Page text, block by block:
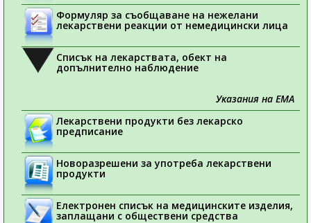
Формуляр за съобщаване на нежелани
лекарствени реакции от немедицински лица
Списък на лекарствата, обект на
допълнително наблюдение
Указания на ЕМА
Лекарствени продукти без лекарско
предписание
Новоразрешени за употреба лекарствени
продукти
Електронен списък на медицинските изделия,
заплащани с обществени средства